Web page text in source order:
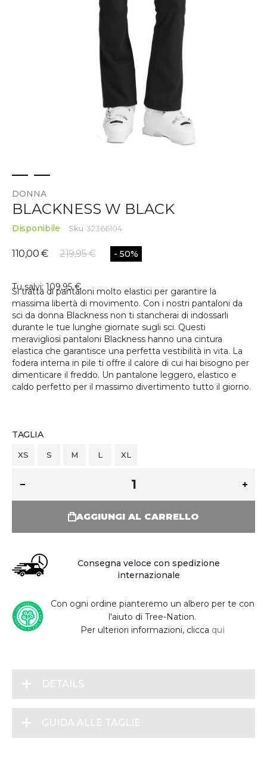
all'inizio
della
galleria
di
DONNA
BLACKNESS W BLACK
Disponibile Sku 32366104
110,00 €
Tu salvi: 109,95 €
219,95 € - 50%
Si tratta di pantaloni molto elastici per garantire la
massima libertà di movimento. Con i nostri pantaloni da
sci da donna Blackness non ti stancherai di indossarli
durante le tue lunghe giornate sugli sci. Questi
meravigliosi pantaloni Blackness hanno una cintura
elastica che garantisce una perfetta vestibilità in vita. La
fodera interna in pile ti offre il calore di cui hai bisogno per
dimenticare il freddo. Un pantalone leggero, elastico e
caldo perfetto per il massimo divertimento tutto il giorno.
TAGLIA
XS S M L XL
AGGIUNGI AL CARRELLO
Consegna veloce con spedizione
internazionale
Con ogni ordine pianteremo un albero per te con
l'aiuto di Tree-Nation.
Per ulteriori informazioni, clicca qui
DETAILS
GUIDA ALLE TAGLIE